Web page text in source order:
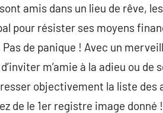
amis dans un lieu de rêve,
pour résister ses moyens
de panique ! Avec un
m’amie à la adieu ou
objectivement la liste
de le 1er registre image